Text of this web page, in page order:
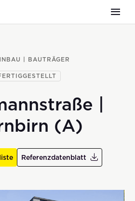
| BAUTRÄGER
|
(A)
Referenzdatenblatt